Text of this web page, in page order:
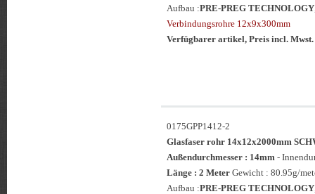
Aufbau :PRE-PREG TECHNOLOGY
Verbindungsrohre 12x9x300mm
Verfügbarer artikel, Preis incl. Mwst.
0175GPP1412-2
Glasfaser rohr 14x12x2000mm
Außendurchmesser : 14mm -
Länge : 2 Meter Gewicht : 80.95g/
Aufbau :PRE-PREG TECHNOLOGY